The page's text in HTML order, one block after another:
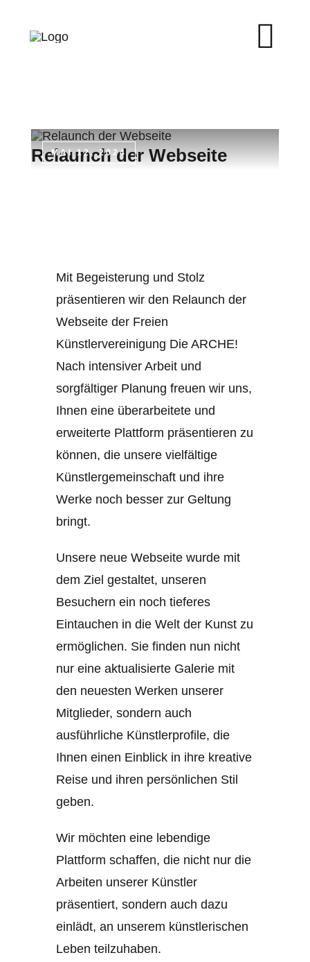
MAI 12, 2024
Relaunch der Webseite
Mit Begeisterung und Stolz
präsentieren wir den Relaunch der
Webseite der Freien
Künstlervereinigung Die ARCHE!
Nach intensiver Arbeit und
sorgfältiger Planung freuen wir uns,
Ihnen eine überarbeitete und
erweiterte Plattform präsentieren zu
können, die unsere vielfältige
Künstlergemeinschaft und ihre
Werke noch besser zur Geltung
bringt.
Unsere neue Webseite wurde mit
dem Ziel gestaltet, unseren
Besuchern ein noch tieferes
Eintauchen in die Welt der Kunst zu
ermöglichen. Sie finden nun nicht
nur eine aktualisierte Galerie mit
den neuesten Werken unserer
Mitglieder, sondern auch
ausführliche Künstlerprofile, die
Ihnen einen Einblick in ihre kreative
Reise und ihren persönlichen Stil
geben.
Wir möchten eine lebendige
Plattform schaffen, die nicht nur die
Arbeiten unserer Künstler
präsentiert, sondern auch dazu
einlädt, an unserem künstlerischen
Leben teilzuhaben.